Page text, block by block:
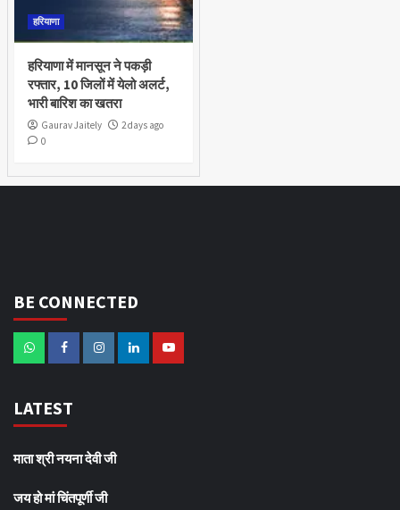
हरियाणा
हरियाणा में मानसून ने पकड़ी
रफ्तार, 10 जिलों में येलो अलर्ट,
भारी बारिश का खतरा
Gaurav Jaitely
2 days ago
0
BE CONNECTED
LATEST
माता श्री नयना देवी जी
जय हो मां चिंतपूर्णी जी